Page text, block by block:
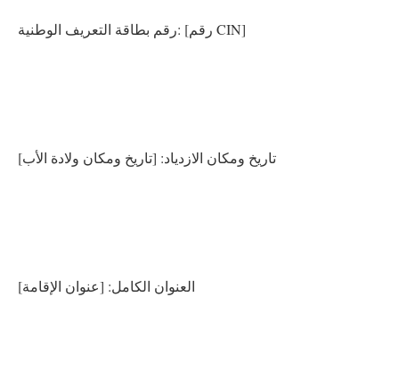
رقم بطاقة التعريف الوطنية: [رقم CIN]
تاريخ ومكان الازدياد: [تاريخ ومكان ولادة الأب]
العنوان الكامل: [عنوان الإقامة]